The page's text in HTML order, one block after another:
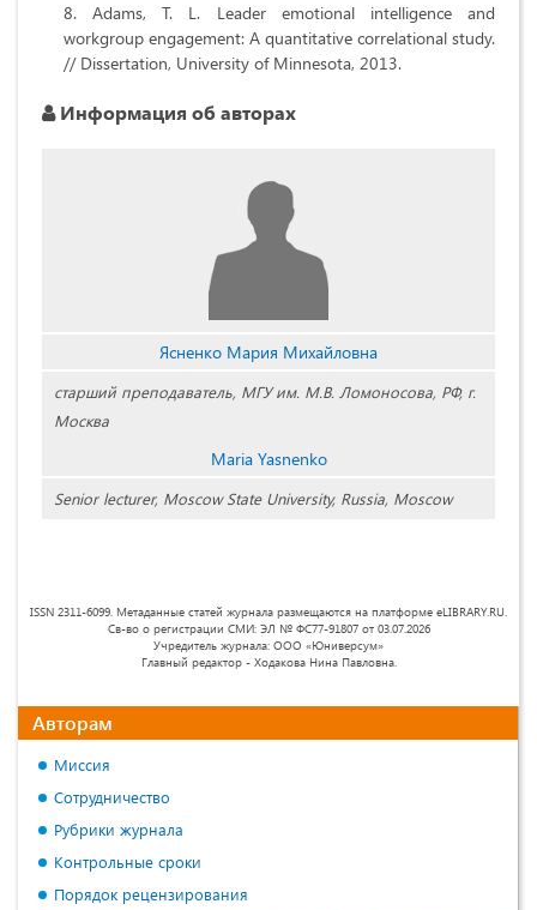
Adams, T. L. Leader emotional intelligence and
workgroup engagement: A quantitative correlational study.
// Dissertation, University of Minnesota, 2013.
Информация об авторах
Ясненко Мария Михайловна
старший преподаватель, МГУ им. М.В. Ломоносова, РФ, г.
Москва
Maria Yasnenko
Senior lecturer, Moscow State University, Russia, Moscow
ISSN 2311-6099. Метаданные статей журнала размещаются на платформе eLIBRARY.RU.
Св-во о регистрации СМИ: ЭЛ № ФС77-91807 от 03.07.2026
Учредитель журнала: ООО «Юниверсум»
Главный редактор - Ходакова Нина Павловна.
Авторам
Миссия
Сотрудничество
Рубрики журнала
Контрольные сроки
Порядок рецензирования